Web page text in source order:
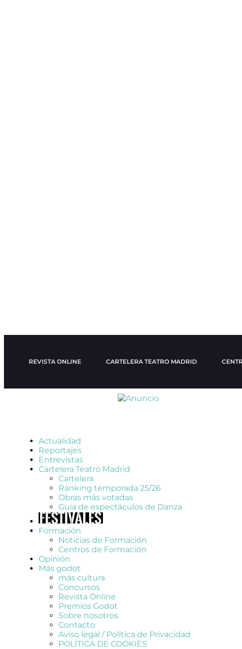
REVISTA ONLINE CARTELERA TEATRO MADRID
Actualidad
Reportajes
Entrevistas
Cartelera Teatro Madrid
Cartelera
Ranking temporada 25/26
Obras más votadas
Guía de espectáculos de Danza
Formación
Noticias de Formación
Centros de Formación
Opinión
Más godot
más cultura
Concursos
Revista Online
Premios Godot
Sobre nosotros
Contacto
Aviso legal / Política de Privacidad
POLÍTICA DE COOKIES